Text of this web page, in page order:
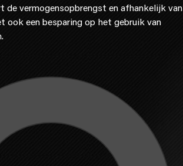
de vermogensopbrengst en afhankelijk van
ook een besparing op het gebruik van